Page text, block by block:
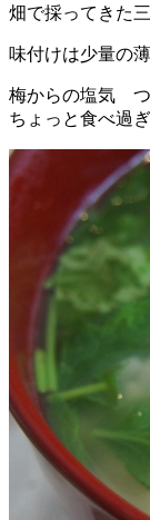
畑で採ってきた
味付けは少量の
梅からの塩気 つ
ちょっと食べ過